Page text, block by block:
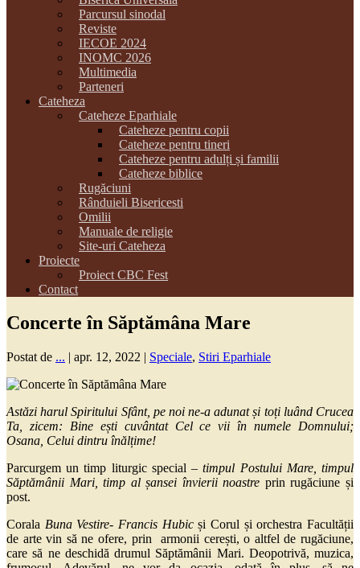
Parcursul sinodal
Reviste
IECOE 2024
INOMC 2026
Multimedia
Parteneri
Cateheza
Cateheze Eparhiale
Cateheze pentru copii
Cateheze pentru tineri
Cateheze pentru adulți și familii
Cateheze biblice
Rugăciuni
Rânduieli Bisericesti
Omilii
Manuale de religie
Site-uri Cateheza
Proiecte
Proiect CBC Fest
Contact
Concerte în Săptămâna Mare
Postat de ... | apr. 12, 2022 | Speciale, Stiri Eparhiale
Astăzi harul Spiritului Sfânt, pe noi ne-a adunat și toți luând Crucea
Ta, zicem: Bine ești cuvântat Cel ce vii în numele Domnului;
Osana, Celui dintru înălțime!
Parcurgem un timp liturgic special –timpul Postului Mare, timpul
Săptămânii Mari, timp al șansei învierii noastre prin rugăciune și
post.
Corala Buna Vestire- Francis Hubicși Corul și orchestra Facultății
de arte vin să ne ofere, prin armonii cerești, o altfel de rugăciune,
care să ne deschidă drumul Săptămânii Mari. Deopotrivă, muzica,